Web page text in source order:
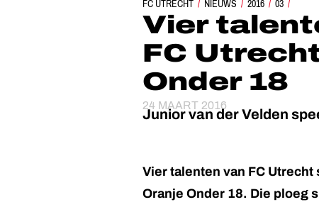
FC UTRECHT NIEUWS 2016 03
VIER TALENTEN VAN FC UTRECHT IN
Vier
FC
Onder 18
24 MAART 2016
Junior van der Velden
Vier talenten van FC
Oranje Onder 18. Die ploeg